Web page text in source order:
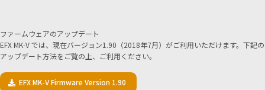
ファームウェアのアップデート
EFX MK-V では、現在バージョン1.90（2018年7月）がご利用いただけます。下記の
アップデート方法をご覧の上、ご利用ください。
EFX MK-V Firmware Version 1.90